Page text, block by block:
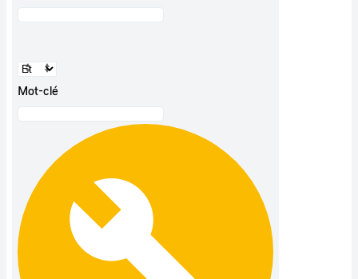
Mot-clé